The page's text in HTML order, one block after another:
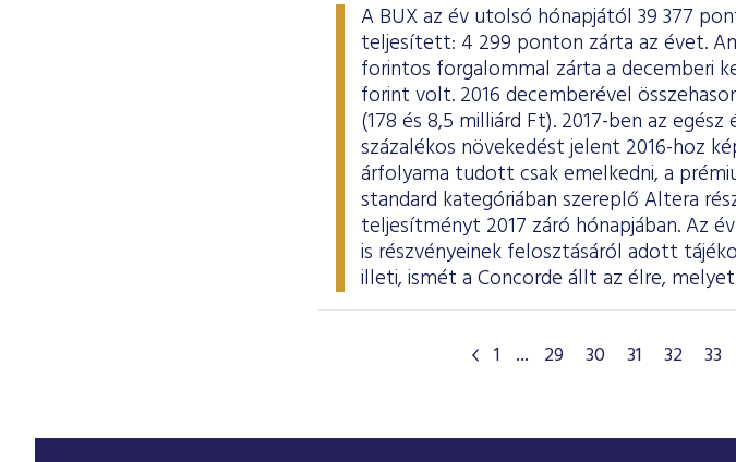
A BUX az év utolsó hónapjától 39 377
teljesített: 4 299 ponton zárta az évet.
forintos forgalommal zárta a decemberi
forint volt. 2016 decemberével
(178 és 8,5 milliárd Ft). 2017-ben az
százalékos növekedést jelent 2016-hoz
árfolyama tudott csak emelkedni, a
standard kategóriában szereplő Altera
teljesítményt 2017 záró hónapjában. Az
is részvényeinek felosztásáról adott
illeti, ismét a Concorde állt az élre,
1 ... 29 30 31 32 33